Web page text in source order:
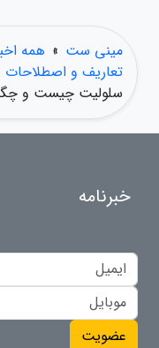
مینی ست » همه
تعاریف و اصطلاحات
سلولیت چیست و
خبرنامه
عضویت